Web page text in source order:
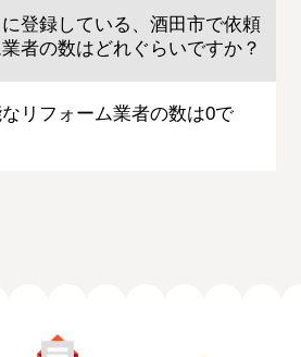
登録している、酒田市で依頼
者の数はどれぐらいですか？
リフォーム業者の数は0で